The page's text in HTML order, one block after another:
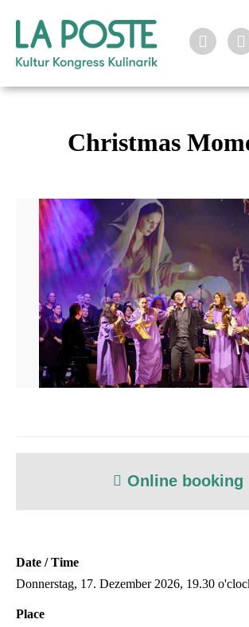
 
Christmas
Online booking
Date / Time
Donnerstag, 17. Dezember 2026, 19.30
Place